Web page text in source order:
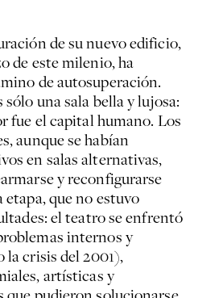
de su nuevo edificio,
de este milenio, ha
de autosuperación.
una sala bella y lujosa:
fue el capital humano. Los
aunque se habían
en salas alternativas,
y reconfigurarse
etapa, que no estuvo
el teatro se enfrentó
internos y
la crisis del 2001),
artísticas y